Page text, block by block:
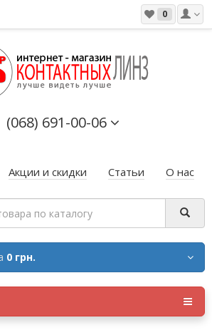
0
(068) 691-00-06
Акции и скидки Статьи О нас
0 грн.